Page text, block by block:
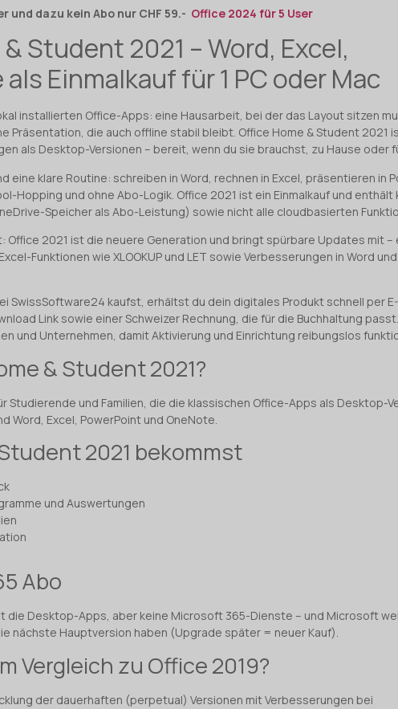
dazu kein Abo nur CHF 59.- Office 2024 für 5 User
Student 2021 – Word, Excel,
Einmalkauf für 1 PC oder Mac
installierten Office-Apps: eine Hausarbeit, bei der das Layout sitzen
Präsentation, die auch offline stabil bleibt. Office Home & Student 2021
als Desktop-Versionen – bereit, wenn du sie brauchst, zu Hause oder
eine klare Routine: schreiben in Word, rechnen in Excel, präsentieren in
Hopping und ohne Abo-Logik. Office 2021 ist ein Einmalkauf und enthält
Speicher als Abo-Leistung) sowie nicht alle cloudbasierten
Office 2021 ist die neuere Generation und bringt spürbare Updates mit –
Funktionen wie XLOOKUP und LET sowie Verbesserungen in Word und
SwissSoftware24 kaufst, erhältst du dein digitales Produkt schnell per
Link sowie einer Schweizer Rechnung, die für die Buchhaltung
und Unternehmen, damit Aktivierung und Einrichtung reibungslos
& Student 2021?
Studierende und Familien, die die klassischen Office-Apps als Desktop-
Word, Excel, PowerPoint und OneNote.
2021 bekommst
und Auswertungen
Abo
die Desktop-Apps, aber keine Microsoft 365-Dienste – und Microsoft
nächste Hauptversion haben (Upgrade später = neuer Kauf).
Vergleich zu Office 2019?
der dauerhaften (perpetual) Versionen mit Verbesserungen bei